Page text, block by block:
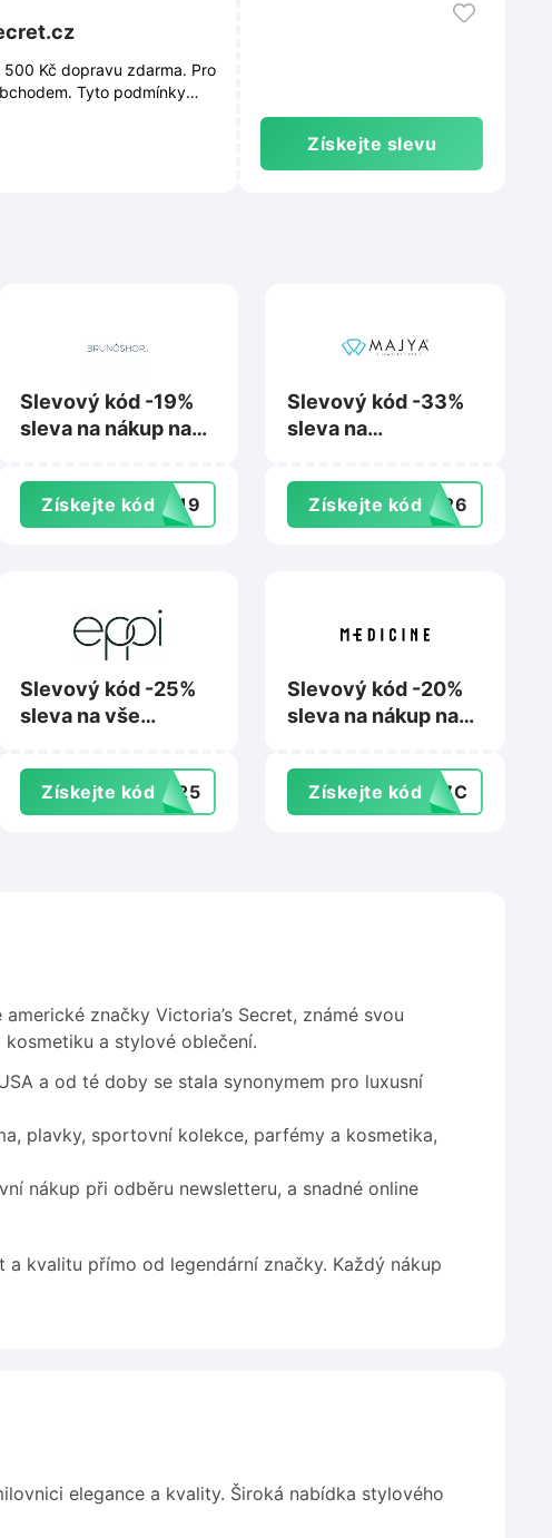
Kč dopravu zdarma. Pro
Tyto podmínky
se průběžně měnit.
Získejte slevu
Slevový kód -19%
sleva na nákup na
Získejte kódNI19
Slevový kód -33%
sleva na
na Majya.cz
Získejte kód7326
Slevový kód -25%
sleva na vše
Získejte kódUN25
Slevový kód -20%
sleva na nákup na
Získejte kódEC7C
značky Victoria’s Secret, známé svou
a stylové oblečení.
a od té doby se stala synonymem pro luxusní
plavky, sportovní kolekce, parfémy a kosmetika,
nákup při odběru newsletteru, a snadné online
kvalitu přímo od legendární značky. Každý nákup
elegance a kvality. Široká nabídka stylového